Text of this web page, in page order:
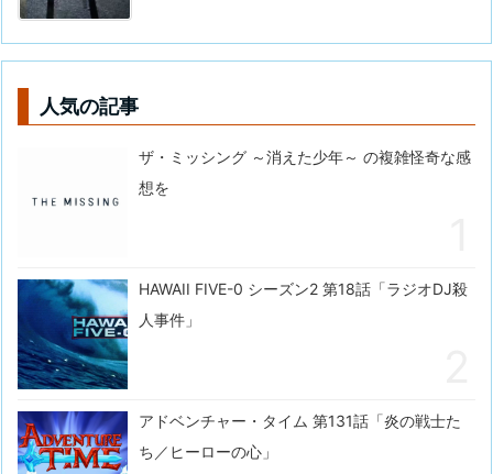
人気の記事
ザ・ミッシング ～消えた少年～ の複雑怪奇な感
想を
HAWAII FIVE-0 シーズン2 第18話「ラジオDJ殺
人事件」
アドベンチャー・タイム 第131話「炎の戦士た
ち／ヒーローの心」